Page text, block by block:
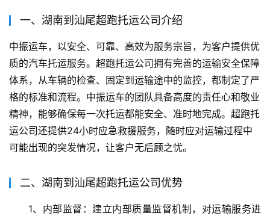
一、湖南到汕尾超跑托运公司介绍
中振运车，以安全、可靠、高效为服务宗旨，为客户提供优
质的汽车托运服务。超跑托运公司拥有完善的运输安全保障
体系，从车辆的检查、固定到运输途中的监控，都制定了严
格的标准和流程。中振运车的团队具备高度的责任心和敬业
精神，能够确保每一次托运都能安全、准时地完成。超跑托
运公司还提供24小时应急救援服务，随时应对运输过程中
可能出现的突发情况，让客户无后顾之忧。
二、湖南到汕尾超跑托运公司优势
1、内部监督：建立内部质量监督机制，对运输服务进